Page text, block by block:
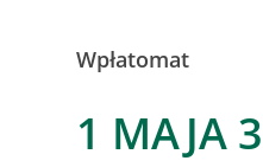
Wpłatomat
1 MAJA